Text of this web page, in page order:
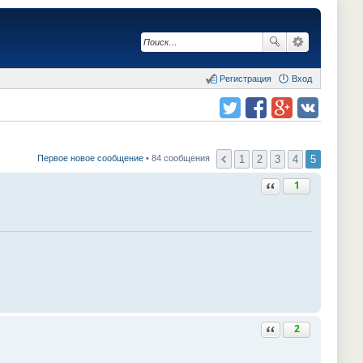
Вход
Регистрация
Первое новое сообщение • 84 сообщения 1 2 3 4 5
Ответить с цитатой
1
Ответить с цитатой
2